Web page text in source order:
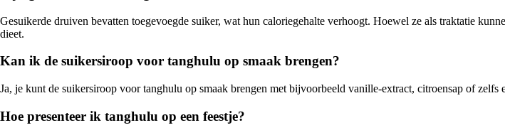
Gesuikerde druiven bevatten toegevoegde suiker, wat hun caloriegehalte verhoogt. Hoewel ze als traktatie
dieet.
Kan ik de suikersiroop voor tanghulu op smaak brengen?
Ja, je kunt de suikersiroop voor tanghulu op smaak brengen met bijvoorbeeld vanille-extract, citroensap of
Hoe presenteer ik tanghulu op een feestje?